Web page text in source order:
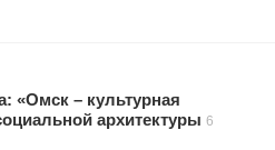
«Омск – культурная
архитектуры 6